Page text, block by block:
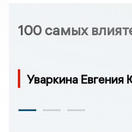
100 самых
Уваркина Евгения